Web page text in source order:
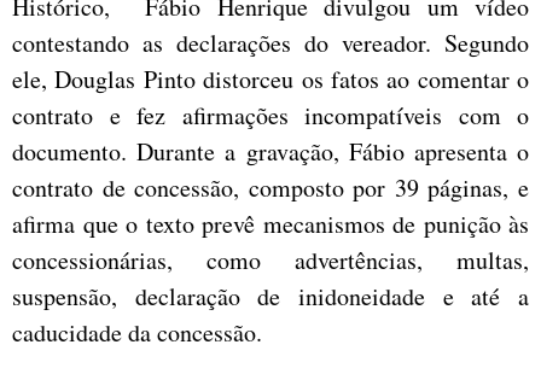
Histórico, Fábio Henrique divulgou um vídeo
contestando as declarações do vereador. Segundo
ele, Douglas Pinto distorceu os fatos ao comentar o
contrato e fez afirmações incompatíveis com o
documento. Durante a gravação, Fábio apresenta o
contrato de concessão, composto por 39 páginas, e
afirma que o texto prevê mecanismos de punição às
concessionárias, como advertências, multas,
suspensão, declaração de inidoneidade e até a
caducidade da concessão.